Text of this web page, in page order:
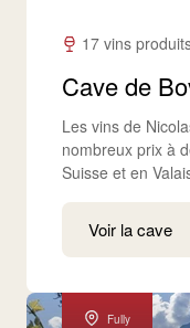
17 vins
Cave de
Les vins de
nombreux prix à
Suisse et en
Voir la cave
Fully